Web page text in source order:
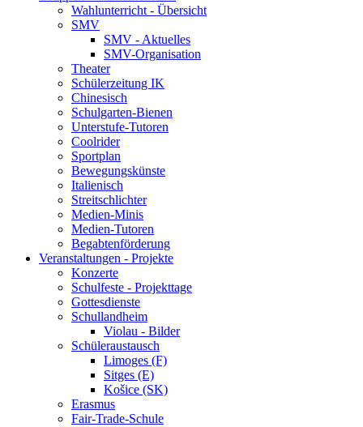
Wahlunterricht - Übersicht
SMV
SMV - Aktuelles
SMV-Organisation
Theater
Schülerzeitung IK
Chinesisch
Schulgarten-Bienen
Unterstufe-Tutoren
Coolrider
Sportplan
Bewegungskünste
Italienisch
Streitschlichter
Medien-Minis
Medien-Tutoren
Begabtenförderung
Veranstaltungen - Projekte
Konzerte
Schulfeste - Projekttage
Gottesdienste
Schullandheim
Violau - Bilder
Schüleraustausch
Limoges (F)
Sitges (E)
Košice (SK)
Erasmus
Fair-Trade-Schule